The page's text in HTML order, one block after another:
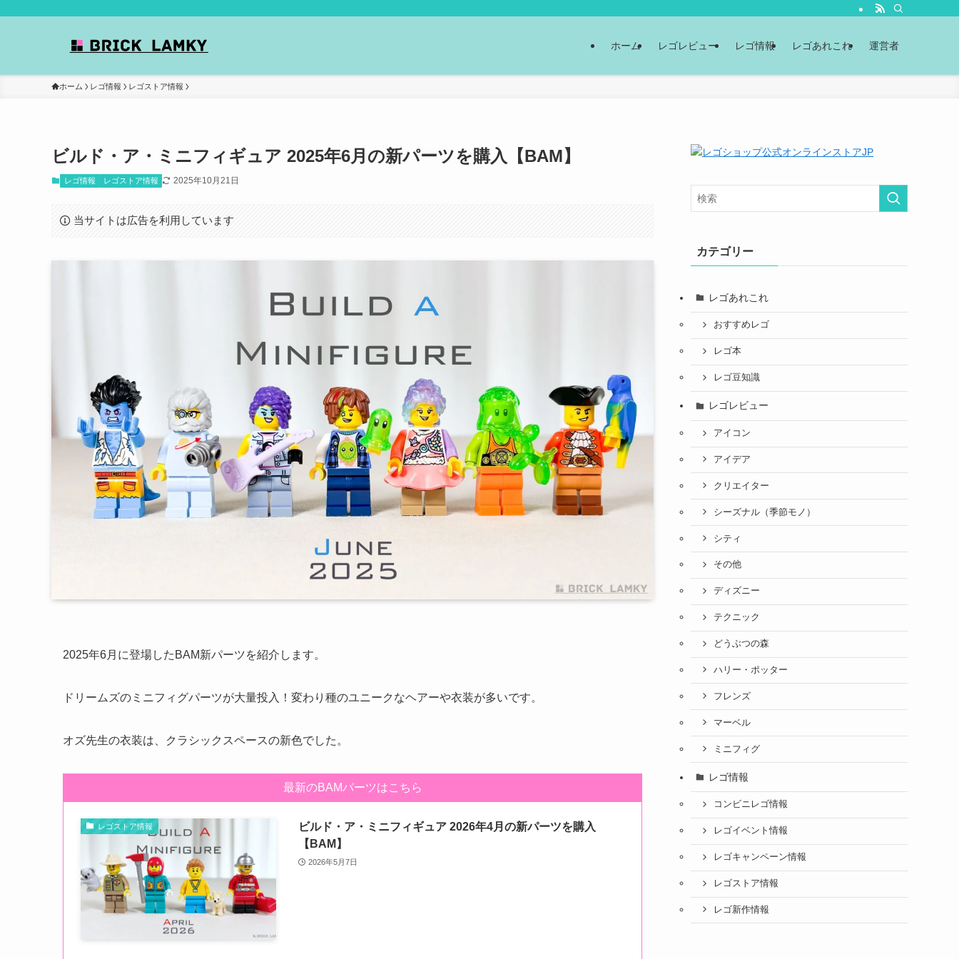
ホーム レゴレビュー レゴ情報 レゴあれこれ 運営者
ホーム レゴ情報 レゴストア情報
ビルド・ア・ミニフィギュア 2025年6月の新パーツを購入【BAM】
レゴ情報 レゴストア情報 2025年10月21日
当サイトは広告を利用しています
2025年6月に登場したBAM新パーツを紹介します。
ドリームズのミニフィグパーツが大量投入！変わり種のユニークなヘアーや衣装が多いです。
オズ先生の衣装は、クラシックスペースの新色でした。
最新のBAMパーツはこちら
レゴストア情報
ビルド・ア・ミニフィギュア 2026年4月の新パーツを購入
【BAM】
2026年5月7日
カテゴリー
レゴあれこれ
おすすめレゴ
レゴ本
レゴ豆知識
レゴレビュー
アイコン
アイデア
クリエイター
シーズナル（季節モノ）
シティ
その他
ディズニー
テクニック
どうぶつの森
ハリー・ポッター
フレンズ
マーベル
ミニフィグ
レゴ情報
コンビニレゴ情報
レゴイベント情報
レゴキャンペーン情報
レゴストア情報
レゴ新作情報